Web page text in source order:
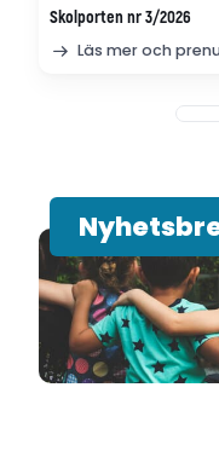
Skolporten nr 3/2026
Läs mer och